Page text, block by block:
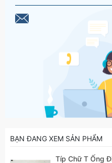
BẠN ĐANG XEM SẢN PHẨM
Típ Chữ T Ống